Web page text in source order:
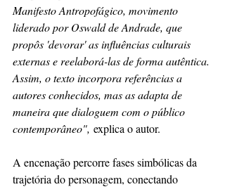
Manifesto Antropofágico, movimento
liderado por Oswald de Andrade, que
propôs 'devorar' as influências culturais
externas e reelaborá-las de forma autêntica.
Assim, o texto incorpora referências a
autores conhecidos, mas as adapta de
maneira que dialoguem com o público
contemporâneo", explica o autor.
A encenação percorre fases simbólicas da
trajetória do personagem, conectando